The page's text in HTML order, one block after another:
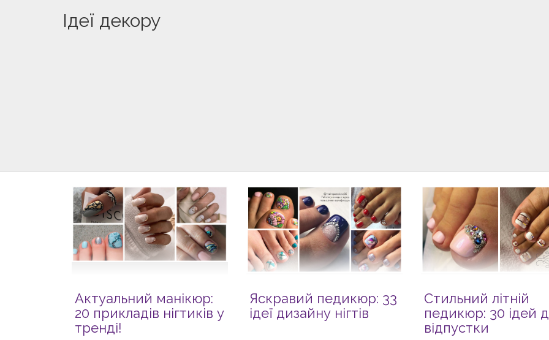
Ідеї декору
Актуальний манікюр:
20 прикладів нігтиків у
тренді!
Яскравий педикюр: 33
ідеї дизайну нігтів
Стильний літній
педикюр: 30 ідей
відпустки